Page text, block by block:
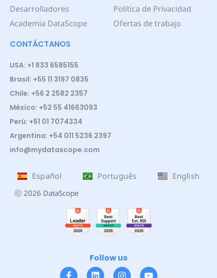
Desarrolladores
Academia DataScope
Política de Privacidad
Ofertas de trabajo
CONTÁCTANOS
USA: +1 833 6585155
Brasil: +55 11 3197 0835
Chile: +56 2 2582 2357
México: +52 55 41663093
Perú: +51 01 7074334
Argentina: +54 011 5236 2397
info@mydatascope.com
Español Português English
ⓒ 2026 DataScope
Follow us